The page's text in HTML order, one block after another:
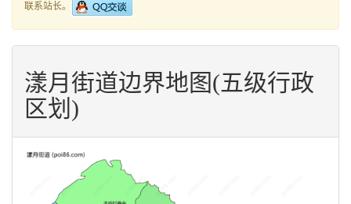
联系站长。
漾月街道边界地图(五级行政
区划)